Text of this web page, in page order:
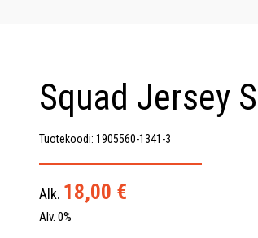
Squad Jersey
Tuotekoodi: 1905560-1341-3
Alk. 18,00 €
Alv. 0%